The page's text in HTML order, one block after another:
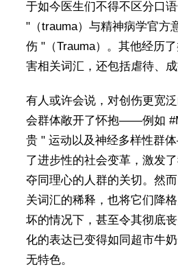
于如今医生们不得不区分口
"（trauma）与精神病学官方
伤 "（Trauma）。其他经历
害相关词汇，还包括虐待、成
有人或许会说，对创伤更宽
会群体敞开了怀抱——例如
贵 " 运动以及神经多样性群
了进步性的社会变革，激发
夺同理心的人群的关切。然
关词汇的稀释，也将它们降
坏的情况下，甚至令其彻底
化的表达已变得如同超市牛
无特色。